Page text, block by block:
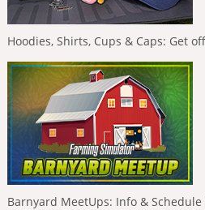
Hoodies, Shirts, Cups & Caps: Get
Barnyard MeetUps: Info &